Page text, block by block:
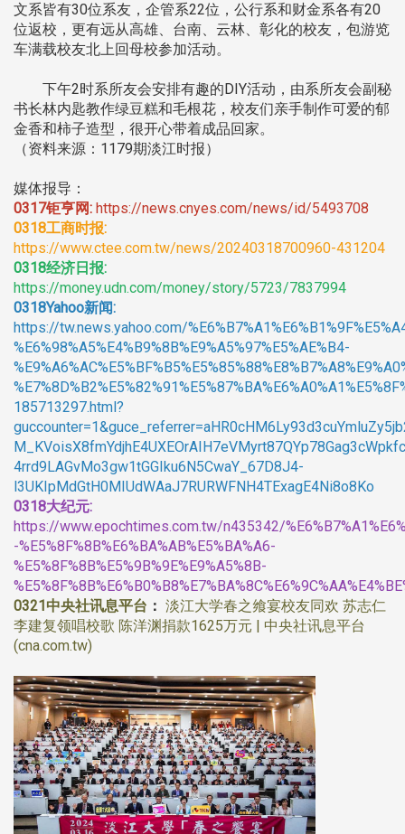
文系皆有30位系友，企管系22位，公行系和财金系各有20
位返校，更有远从高雄、台南、云林、彰化的校友，包游览
车满载校友北上回母校参加活动。
下午2时系所友会安排有趣的DIY活动，由系所友会副秘
书长林内匙教作绿豆糕和毛根花，校友们亲手制作可爱的郁
金香和柿子造型，很开心带着成品回家。
（资料来源：1179期淡江时报）
媒体报导：
0317钜亨网: https://news.cnyes.com/news/id/5493708
0318工商时报:
https://www.ctee.com.tw/news/20240318700960-431204
0318经济日报:
https://money.udn.com/money/story/5723/7837994
0318Yahoo新闻:
https://tw.news.yahoo.com/
%E6%98%A5%E4%B9%8B%E9%A5%97%E5%AE%B4-
185713297.html?
4rrd9LAGvMo3gw1tGGIku6N5CwaY_67D8J4-
l3UKIpMdGtH0MIUdWAaJ7RURWFNH4TExagE4Ni8o8Ko
0318大纪元:
https://www.epochtimes.com.tw/n435342/
-%E5%8F%8B%E6%BA%AB%E5%BA%A6-
%E5%8F%8B%E5%9B%9E%E9%A5%8B-
0321 中央社讯息平台 ： 淡江大学春之飨宴校友同欢 苏志仁
李建复领唱校歌 陈洋渊捐款1625万元 | 中央社讯息平台
(cna.com.tw)